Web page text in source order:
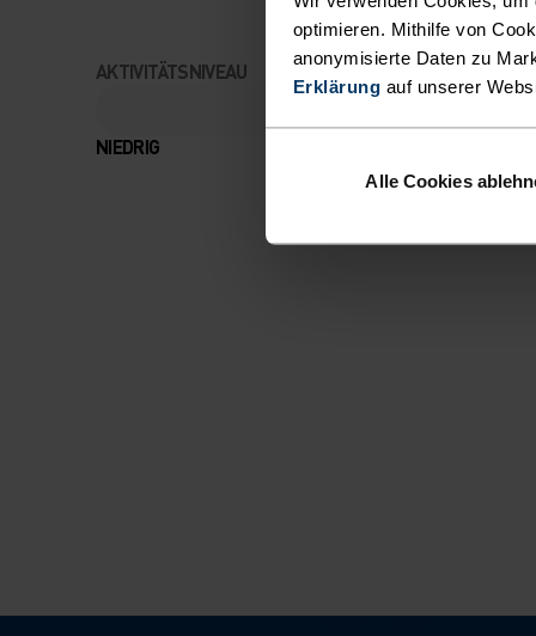
optimieren. Mithilfe von
anonymisierte Daten zu
Erklärung auf unserer
Alle Cookies
AKTIVITÄTSNIVEAU
NIEDRIG